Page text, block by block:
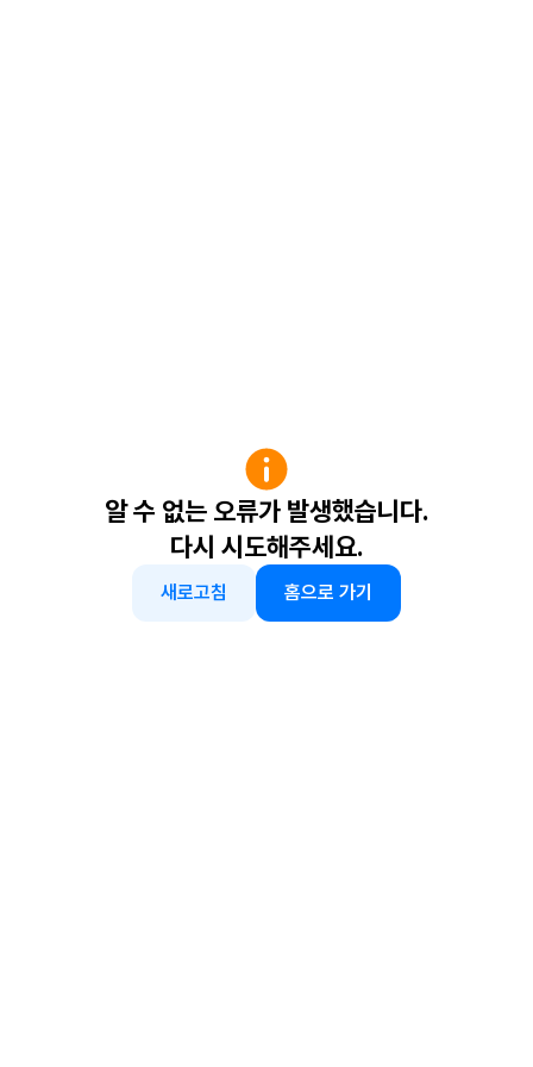
알 수 없는 오류가 발생했습니다.
다시 시도해주세요.
새로고침 홈으로 가기